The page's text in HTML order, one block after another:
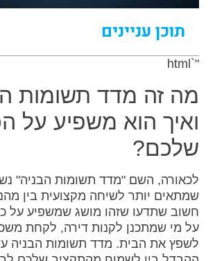
תוכן עניינים
"`html
מה זה מדד תשומות
ואיך הוא משפיע על
שלכם?
לכאורה, השם "מדד תשומות הבניה"
שמתאים יותר לשיחה מקצועית בין
חשוב שתדעו שזהו מושג שמשפיע על
על מי שמתכנן לקנות דירה, לקחת
לשפץ את הבית. מדד תשומות הבניה